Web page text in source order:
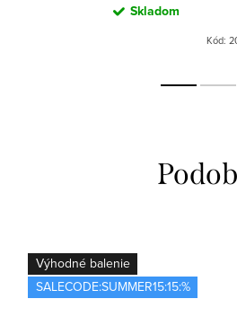
Skladom
Kód:
Výhodné balenie
SALECODE:SUMMER15:15:%